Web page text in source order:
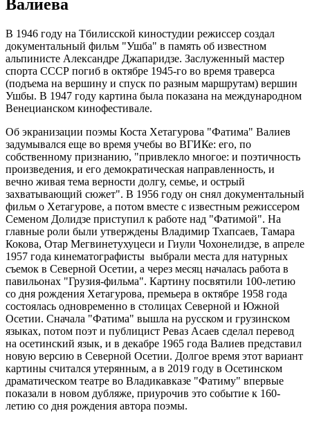
Валиева
В 1946 году на Тбилисской киностудии режиссер создал
документальный фильм "Ушба" в память об известном
альпинисте Александре Джапаридзе. Заслуженный мастер
спорта СССР погиб в октябре 1945-го во время траверса
(подъема на вершину и спуск по разным маршрутам) вершин
Ушбы. В 1947 году картина была показана на международном
Венецианском кинофестивале.
Об экранизации поэмы Коста Хетагурова "Фатима" Валиев
задумывался еще во время учебы во ВГИКе: его, по
собственному признанию, "привлекло многое: и поэтичность
произведения, и его демократическая направленность, и
вечно живая тема верности долгу, семье, и острый
захватывающий сюжет". В 1956 году он снял документальный
фильм о Хетагурове, а потом вместе с известным режиссером
Семеном Долидзе приступил к работе над "Фатимой". На
главные роли были утверждены Владимир Тхапсаев, Тамара
Кокова, Отар Мегвинетухуцеси и Гиули Чохонелидзе, в апреле
1957 года кинематографисты выбрали места для натурных
съемок в Северной Осетии, а через месяц началась работа в
павильонах "Грузия-фильма". Картину посвятили 100-летию
со дня рождения Хетагурова, премьера в октябре 1958 года
состоялась одновременно в столицах Северной и Южной
Осетии. Сначала "Фатима" вышла на русском и грузинском
языках, потом поэт и публицист Реваз Асаев сделал перевод
на осетинский язык, и в декабре 1965 года Валиев представил
новую версию в Северной Осетии. Долгое время этот вариант
картины считался утерянным, а в 2019 году в Осетинском
драматическом театре во Владикавказе "Фатиму" впервые
показали в новом дубляже, приурочив это событие к 160-
летию со дня рождения автора поэмы.